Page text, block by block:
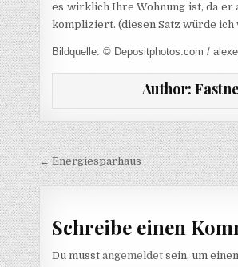
es wirklich Ihre Wohnung ist, da er
kompliziert. (diesen Satz würde
Bildquelle: © Depositphotos.com /
Author:
Beitragsnavigation
← Energiesparhaus
Schreibe einen
Du musstangemeldet sein, um